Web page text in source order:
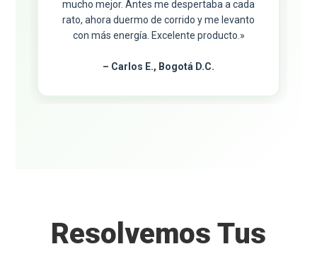
mucho mejor. Antes me despertaba a cada
rato, ahora duermo de corrido y me levanto
con más energía. Excelente producto.»
– Carlos E., Bogotá D.C.
Resolvemos Tus